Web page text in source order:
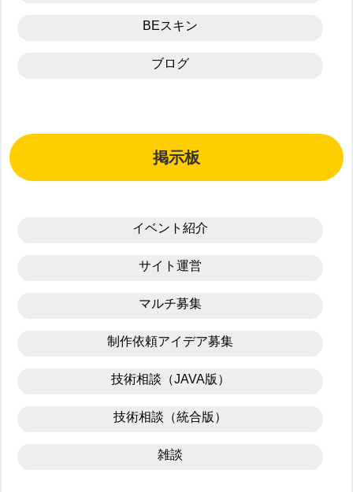
BEスキン
ブログ
掲示板
イベント紹介
サイト運営
マルチ募集
制作依頼アイデア募集
技術相談（JAVA版）
技術相談（統合版）
雑談